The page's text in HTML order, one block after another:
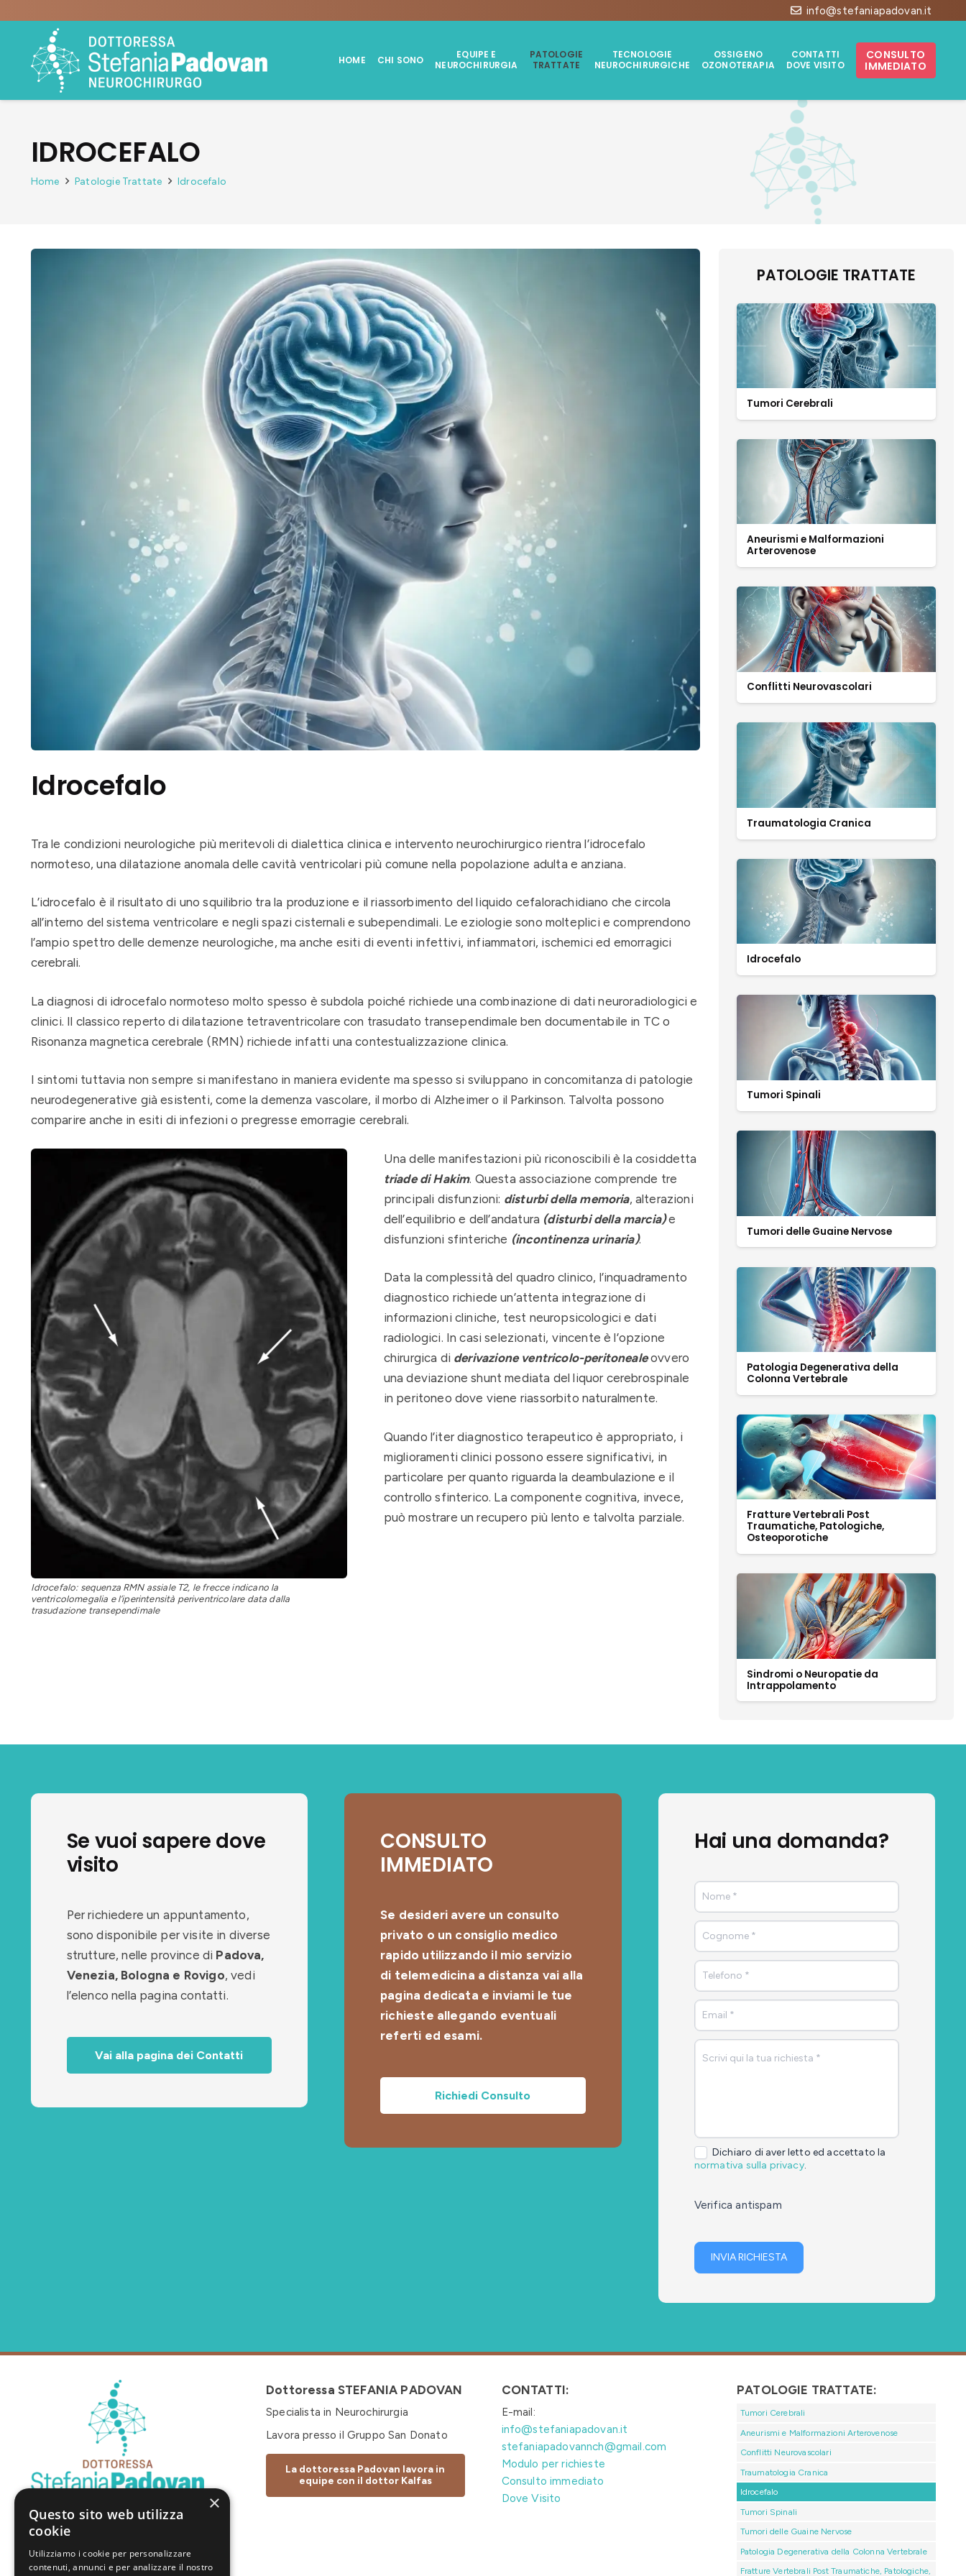
info@stefaniapadovan.it
HOME CHI SONO
EQUIPE E
NEUROCHIRURGIA
PATOLOGIE
TRATTATE
TECNOLOGIE
NEUROCHIRURGICHE
OSSIGENO
OZONOTERAPIA
CONTATTI
DOVE VISITO
CONSULTO
IMMEDIATO
IDROCEFALO
Home Patologie Trattate Idrocefalo
Idrocefalo
Tra le condizioni neurologiche più meritevoli di dialettica clinica e intervento neurochirurgico rientra l’idrocefalo
normoteso, una dilatazione anomala delle cavità ventricolari più comune nella popolazione adulta e anziana.
L’idrocefalo è il risultato di uno squilibrio tra la produzione e il riassorbimento del liquido cefalorachidiano che circola
all’interno del sistema ventricolare e negli spazi cisternali e subependimali. Le eziologie sono molteplici e comprendono
l’ampio spettro delle demenze neurologiche, ma anche esiti di eventi infettivi, infiammatori, ischemici ed emorragici
cerebrali.
La diagnosi di idrocefalo normoteso molto spesso è subdola poiché richiede una combinazione di dati neuroradiologici e
clinici. Il classico reperto di dilatazione tetraventricolare con trasudato transependimale ben documentabile in TC o
Risonanza magnetica cerebrale (RMN) richiede infatti una contestualizzazione clinica.
I sintomi tuttavia non sempre si manifestano in maniera evidente ma spesso si sviluppano in concomitanza di patologie
neurodegenerative già esistenti, come la demenza vascolare, il morbo di Alzheimer o il Parkinson. Talvolta possono
comparire anche in esiti di infezioni o pregresse emorragie cerebrali.
Idrocefalo: sequenza RMN assiale T2, le frecce indicano la
ventricolomegalia e l’iperintensità periventricolare data dalla
trasudazione transependimale
Una delle manifestazioni più riconoscibili è la cosiddetta
triade di Hakim. Questa associazione comprende tre
principali disfunzioni: disturbi della memoria, alterazioni
dell’equilibrio e dell’andatura (disturbi della marcia)e
disfunzioni sfinteriche (incontinenza urinaria).
Data la complessità del quadro clinico, l’inquadramento
diagnostico richiede un’attenta integrazione di
informazioni cliniche, test neuropsicologici e dati
radiologici. In casi selezionati, vincente è l’opzione
chirurgica di derivazione ventricolo-peritonealeovvero
una deviazione shunt mediata del liquor cerebrospinale
in peritoneo dove viene riassorbito naturalmente.
Quando l’iter diagnostico terapeutico è appropriato, i
miglioramenti clinici possono essere significativi, in
particolare per quanto riguarda la deambulazione e il
controllo sfinterico. La componente cognitiva, invece,
può mostrare un recupero più lento e talvolta parziale.
PATOLOGIE TRATTATE
Tumori Cerebrali
Aneurismi e Malformazioni
Arterovenose
Conflitti Neurovascolari
Traumatologia Cranica
Idrocefalo
Tumori Spinali
Tumori delle Guaine Nervose
Patologia Degenerativa della
Colonna Vertebrale
Fratture Vertebrali Post
Traumatiche, Patologiche,
Osteoporotiche
Sindromi o Neuropatie da
Intrappolamento
Se vuoi sapere dove
visito
Per richiedere un appuntamento,
sono disponibile per visite in diverse
strutture, nelle province di Padova,
Venezia, Bologna e Rovigo, vedi
l’elenco nella pagina contatti.
Vai alla pagina dei Contatti
CONSULTO
IMMEDIATO
Se desideri avere un consulto
privato o un consiglio medico
rapido utilizzando il mio servizio
di telemedicina a distanza vai alla
pagina dedicata e inviami le tue
richieste allegando eventuali
referti ed esami.
Richiedi Consulto
Hai una domanda?
Form
generico
Contatti
Dichiaro di aver letto ed accettato la
normativa sulla privacy.
Verifica antispam
INVIA RICHIESTA
Dottoressa STEFANIA PADOVAN
Specialista in Neurochirurgia
Lavora presso il Gruppo San Donato
La dottoressa Padovan lavora in
equipe con il dottor Kalfas
CONTATTI:
E-mail:
info@stefaniapadovan.it
stefaniapadovannch@gmail.com
Modulo per richieste
Consulto immediato
Dove Visito
PATOLOGIE TRATTATE:
Tumori Cerebrali
Aneurismi e Malformazioni Arterovenose
Conflitti Neurovascolari
Traumatologia Cranica
Idrocefalo
Tumori Spinali
Tumori delle Guaine Nervose
Patologia Degenerativa della Colonna Vertebrale
Fratture Vertebrali Post Traumatiche, Patologiche,
×
Questo sito web utilizza
cookie
Utilizziamo i cookie per personalizzare
contenuti, annunci e per analizzare il nostro